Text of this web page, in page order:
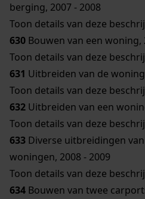
berging, 2007 - 2008
Toon details van deze
630 Bouwen van een woning,
Toon details van deze
631 Uitbreiden van de
Toon details van deze
632 Uitbreiden van een
Toon details van deze
633 Diverse uitbreidingen
woningen, 2008 - 2009
Toon details van deze
634 Bouwen van twee